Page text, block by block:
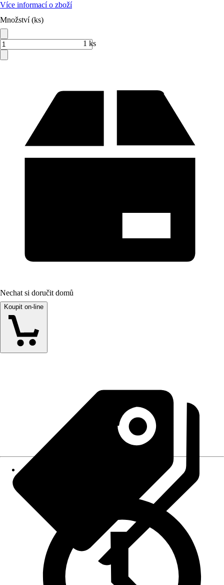
Více informací o zboží
Množství (ks)
1 ks
Nechat si doručit domů
Koupit on-line